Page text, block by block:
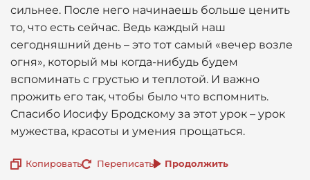
сильнее. После него начинаешь больше ценить
то, что есть сейчас. Ведь каждый наш
сегодняшний день – это тот самый «вечер возле
огня», который мы когда-нибудь будем
вспоминать с грустью и теплотой. И важно
прожить его так, чтобы было что вспомнить.
Спасибо Иосифу Бродскому за этот урок – урок
мужества, красоты и умения прощаться.
Копировать Переписать Продолжить